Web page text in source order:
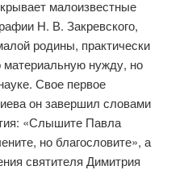
малоизвестные
Н. В. Закревского,
родины, практически
нужду, но
Свое первое
он завершил словами
«Слышите Павла
но благословите», а
святителя Димитрия